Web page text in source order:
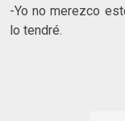
-Yo no merezco
lo tendré.